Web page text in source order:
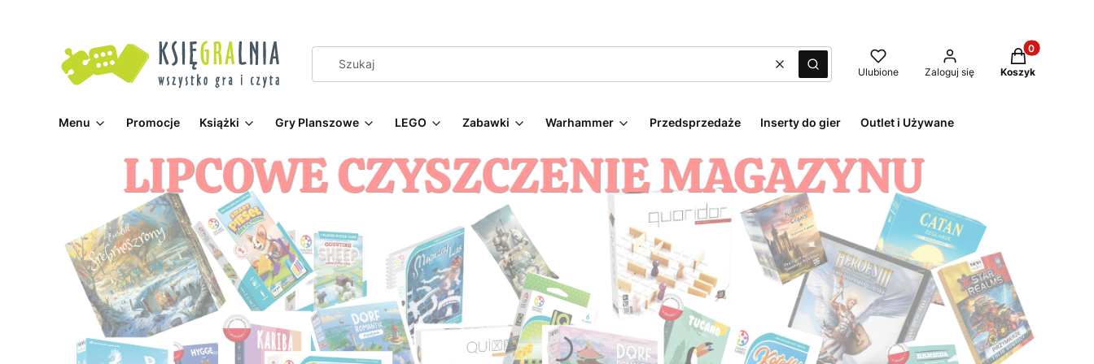
WyczyśćSzukaj Ulubione Zaloguj się
Produkty w
Koszyk
Menu Promocje Książki Gry Planszowe LEGO Zabawki Warhammer Przedsprzedaże Inserty do gier Outlet i Używane